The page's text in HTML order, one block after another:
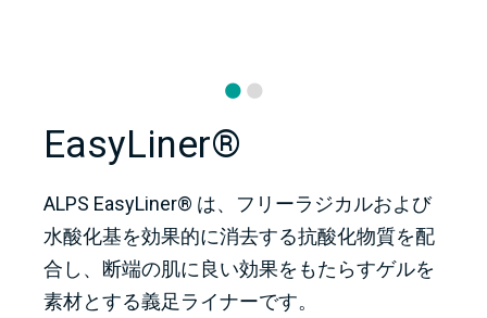
EasyLiner®
ALPS EasyLiner® は、フリーラジカルおよび
水酸化基を効果的に消去する抗酸化物質を配
合し、断端の肌に良い効果をもたらすゲルを
素材とする義足ライナーです。